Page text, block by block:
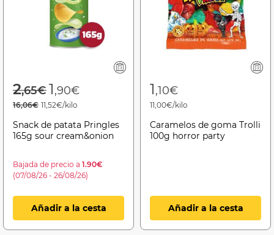
Price reduced from
2,65€to
1,90€
16,06€ 11,52€/kilo
Snack de patata Pringles
165g sour cream&onion
Bajada de precio a 1.90€
(07/08/26 - 26/08/26)
Añadir a la cesta
1,10€
11,00€/kilo
Caramelos de goma Trolli
100g horror party
Añadir a la cesta